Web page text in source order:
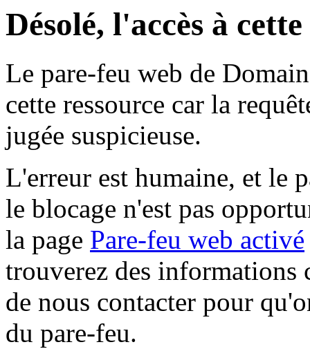
Désolé, l'accès à
Le pare-feu web de
cette ressource car la
jugée suspicieuse.
L'erreur est humaine, et le
le blocage n'est pas
la page Pare-feu web activé
trouverez des informations
de nous contacter pour
du pare-feu.